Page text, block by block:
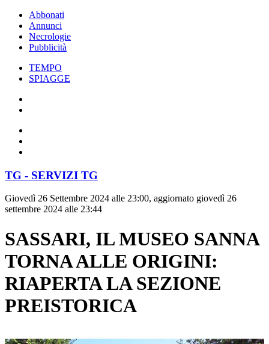
Abbonati
Annunci
Necrologie
Pubblicità
TEMPO
SPIAGGE
TG - SERVIZI TG
Giovedì 26 Settembre 2024 alle 23:00, aggiornato giovedì 26
settembre 2024 alle 23:44
SASSARI, IL MUSEO SANNA
TORNA ALLE ORIGINI:
RIAPERTA LA SEZIONE
PREISTORICA